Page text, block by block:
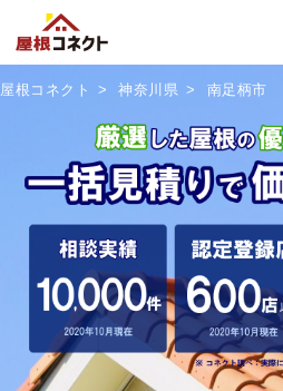
屋根コネクト 神奈川県 南足柄市